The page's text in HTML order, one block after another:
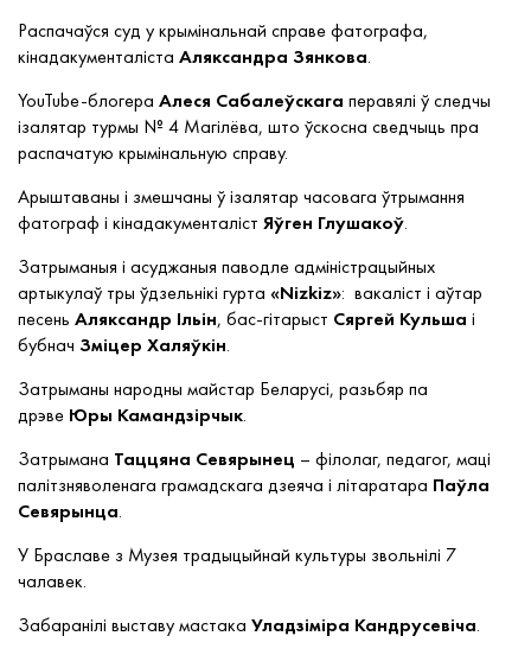
Распачаўся суд у крымінальнай справе фатографа,
кінадакументаліста Аляксандра Зянкова.
YouTube-блогера Алеся Сабалеўскага перавялі ў следчы
ізалятар турмы № 4 Магілёва, што ўскосна сведчыць пра
распачатую крымінальную справу.
Арыштаваны і змешчаны ў ізалятар часовага ўтрымання
фатограф і кінадакументаліст Яўген Глушакоў.
Затрыманыя і асуджаныя паводле адміністрацыйных
артыкулаў тры ўдзельнікі гурта «Nizkiz»: вакаліст і аўтар
песень Аляксандр Ільін, бас-гітарыст Сяргей Кульша і
бубнач Зміцер Халяўкін.
Затрыманы народны майстар Беларусі, разьбяр па
дрэве Юры Камандзірчык.
Затрымана Таццяна Севярынец – філолаг, педагог, маці
палітзняволенага грамадскага дзеяча і літаратара Паўла
Севярынца.
У Браславе з Музея традыцыйнай культуры звольнілі 7
чалавек.
Забаранілі выставу мастака Уладзіміра Кандрусевіча.